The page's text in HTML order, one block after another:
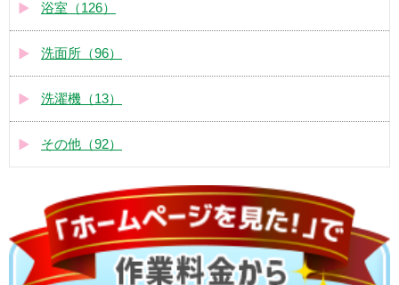
浴室（126）
洗面所（96）
洗濯機（13）
その他（92）